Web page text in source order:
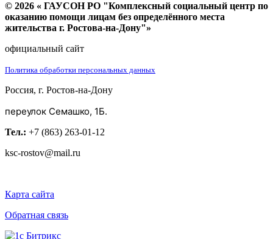
© 2026 « ГАУСОН РО "Комплексный социальный центр по
оказанию помощи лицам без определённого места
жительства г. Ростова-на-Дону"»
официальный сайт
Политика обработки персональных данных
Россия, г. Ростов-на-Дону
переулок Семашко, 1Б.
Тел.: +7 (863) 263-01-12
ksc-rostov@mail.ru
Карта сайта
Обратная связь